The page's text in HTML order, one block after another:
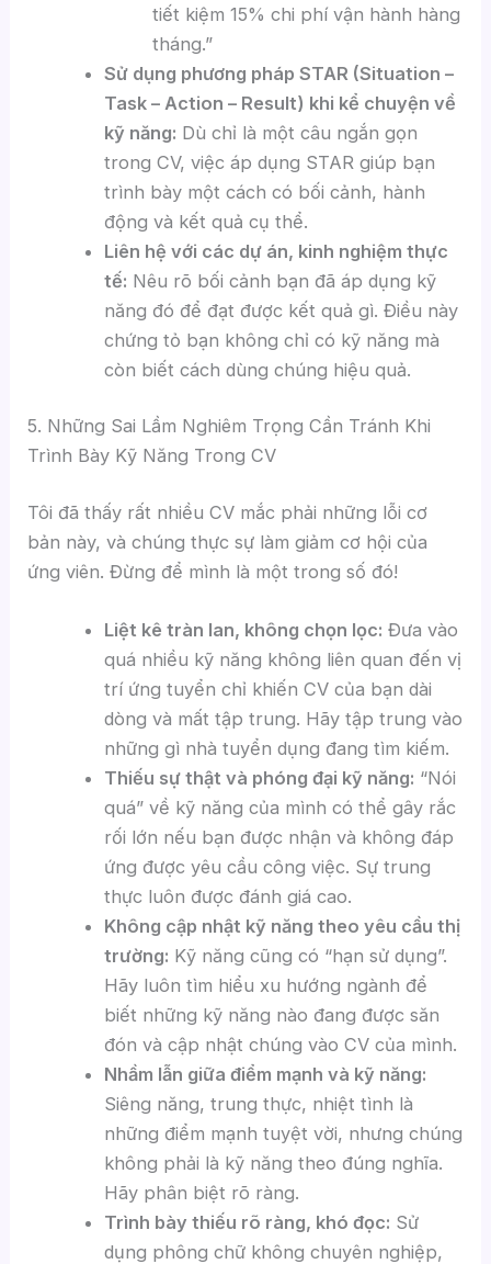
tiết kiệm 15% chi phí vận hành hàng
tháng.”
Sử dụng phương pháp STAR (Situation –
Task – Action – Result) khi kể chuyện về
kỹ năng: Dù chỉ là một câu ngắn gọn
trong CV, việc áp dụng STAR giúp bạn
trình bày một cách có bối cảnh, hành
động và kết quả cụ thể.
Liên hệ với các dự án, kinh nghiệm thực
tế: Nêu rõ bối cảnh bạn đã áp dụng kỹ
năng đó để đạt được kết quả gì. Điều này
chứng tỏ bạn không chỉ có kỹ năng mà
còn biết cách dùng chúng hiệu quả.
5. Những Sai Lầm Nghiêm Trọng Cần Tránh Khi
Trình Bày Kỹ Năng Trong CV
Tôi đã thấy rất nhiều CV mắc phải những lỗi cơ
bản này, và chúng thực sự làm giảm cơ hội của
ứng viên. Đừng để mình là một trong số đó!
Liệt kê tràn lan, không chọn lọc: Đưa vào
quá nhiều kỹ năng không liên quan đến vị
trí ứng tuyển chỉ khiến CV của bạn dài
dòng và mất tập trung. Hãy tập trung vào
những gì nhà tuyển dụng đang tìm kiếm.
Thiếu sự thật và phóng đại kỹ năng: “Nói
quá” về kỹ năng của mình có thể gây rắc
rối lớn nếu bạn được nhận và không đáp
ứng được yêu cầu công việc. Sự trung
thực luôn được đánh giá cao.
Không cập nhật kỹ năng theo yêu cầu thị
trường: Kỹ năng cũng có “hạn sử dụng”.
Hãy luôn tìm hiểu xu hướng ngành để
biết những kỹ năng nào đang được săn
đón và cập nhật chúng vào CV của mình.
Nhầm lẫn giữa điểm mạnh và kỹ năng:
Siêng năng, trung thực, nhiệt tình là
những điểm mạnh tuyệt vời, nhưng chúng
không phải là kỹ năng theo đúng nghĩa.
Hãy phân biệt rõ ràng.
Trình bày thiếu rõ ràng, khó đọc: Sử
dụng phông chữ không chuyên nghiệp,